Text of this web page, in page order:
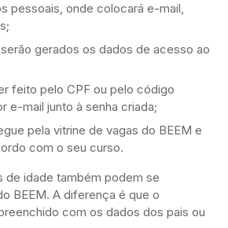
pessoais, onde colocará e-mail,
gerados os dados de acesso ao
feito pelo CPF ou pelo código
e-mail junto à senha criada;
pela vitrine de vagas do BEEM e
com o seu curso.
de idade também podem se
BEEM. A diferença é que o
com os dados dos pais ou